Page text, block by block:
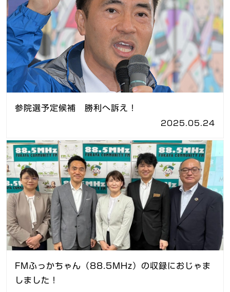
参院選予定候補 勝利へ訴え！
2025.05.24
FMふっかちゃん（88.5MHz）の収録におじゃま
しました！